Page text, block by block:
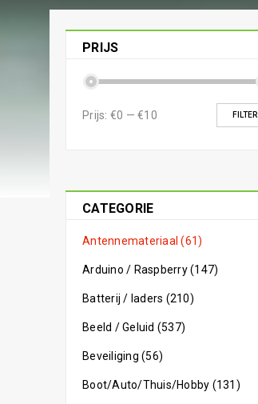
PRIJS
FILTER
Prijs: €0 — €10
CATEGORIE
Antennemateriaal (61)
Arduino / Raspberry (147)
Batterij / laders (210)
Beeld / Geluid (537)
Beveiliging (56)
Boot/Auto/Thuis/Hobby (131)